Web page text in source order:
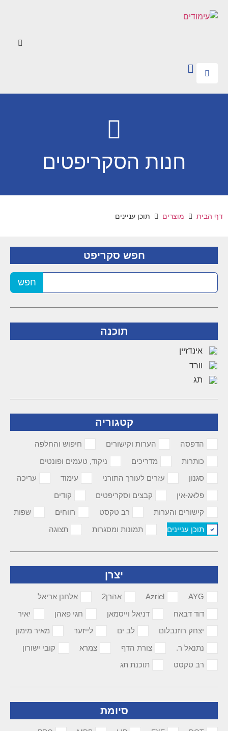
חנות הסקריפטים
דף הבית מוצרים תוכן עניינים
חפש סקריפט
חפש
תוכנה
אינדזיין
וורד
תג
קטגוריה
הדפסה הערות וקישורים
חיפוש והחלפה
כותרות
מדריכים
ניקוד, טעמים ופונטים
סגנון
עזרים לעורך התורני עימוד
עריכה
פלאג-אין
קבצים וסקריפטים
קודים
קישורים והערות
רב טקסט רווחים
שפות
תוכן עניינים
תמונות ומסגרות תצוגה
יצרן
AYG
Azriel אהרן2
אלחנן אריאל
דוד דבאח
דניאל וייסמאן חגי פאהן
יאיר
יצחק רוזנבלום
לב ים לייזער
מאיר מימון
נתנאל ר.
צורת הדף צמרא
קובי ישורון
רב טקסט
תוכנת תג
סיומת